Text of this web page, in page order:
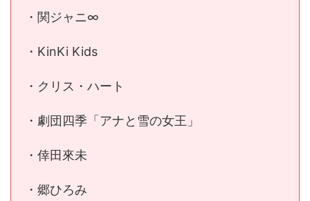
・関ジャニ∞
・KinKi Kids
・クリス・ハート
・劇団四季「アナと雪の女王」
・倖田來未
・郷ひろみ